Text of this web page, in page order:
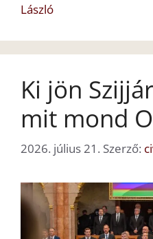
László
Ki jön
mit mond
2026. július 21. Szerző: